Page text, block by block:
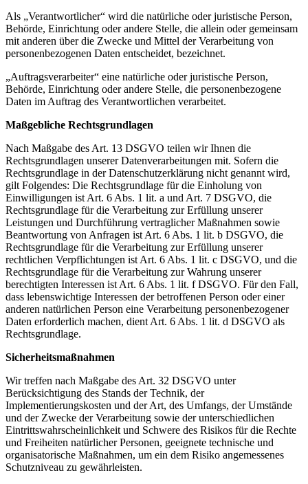
Als „Verantwortlicher“ wird die natürliche oder juristische Person,
Behörde, Einrichtung oder andere Stelle, die allein oder gemeinsam
mit anderen über die Zwecke und Mittel der Verarbeitung von
personenbezogenen Daten entscheidet, bezeichnet.
„Auftragsverarbeiter“ eine natürliche oder juristische Person,
Behörde, Einrichtung oder andere Stelle, die personenbezogene
Daten im Auftrag des Verantwortlichen verarbeitet.
Maßgebliche Rechtsgrundlagen
Nach Maßgabe des Art. 13 DSGVO teilen wir Ihnen die
Rechtsgrundlagen unserer Datenverarbeitungen mit. Sofern die
Rechtsgrundlage in der Datenschutzerklärung nicht genannt wird,
gilt Folgendes: Die Rechtsgrundlage für die Einholung von
Einwilligungen ist Art. 6 Abs. 1 lit. a und Art. 7 DSGVO, die
Rechtsgrundlage für die Verarbeitung zur Erfüllung unserer
Leistungen und Durchführung vertraglicher Maßnahmen sowie
Beantwortung von Anfragen ist Art. 6 Abs. 1 lit. b DSGVO, die
Rechtsgrundlage für die Verarbeitung zur Erfüllung unserer
rechtlichen Verpflichtungen ist Art. 6 Abs. 1 lit. c DSGVO, und die
Rechtsgrundlage für die Verarbeitung zur Wahrung unserer
berechtigten Interessen ist Art. 6 Abs. 1 lit. f DSGVO. Für den Fall,
dass lebenswichtige Interessen der betroffenen Person oder einer
anderen natürlichen Person eine Verarbeitung personenbezogener
Daten erforderlich machen, dient Art. 6 Abs. 1 lit. d DSGVO als
Rechtsgrundlage.
Sicherheitsmaßnahmen
Wir treffen nach Maßgabe des Art. 32 DSGVO unter
Berücksichtigung des Stands der Technik, der
Implementierungskosten und der Art, des Umfangs, der Umstände
und der Zwecke der Verarbeitung sowie der unterschiedlichen
Eintrittswahrscheinlichkeit und Schwere des Risikos für die Rechte
und Freiheiten natürlicher Personen, geeignete technische und
organisatorische Maßnahmen, um ein dem Risiko angemessenes
Schutzniveau zu gewährleisten.